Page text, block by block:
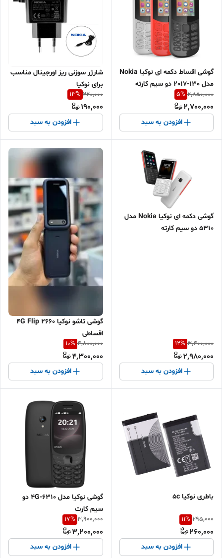
گوشی اقساط دکمه ای نوکیا Nokia
مدل 130-2017 دو سیم کارته
2,850,000
5%
2,700,000
افزودن به سبد
شارژر سوزنی ریز اورجینال مناسب
برای نوکیا
220,000
13%
190,000
افزودن به سبد
گوشی دکمه ای نوکیا Nokia مدل
5310 دو سیم کارته
3,400,000
12%
2,980,000
افزودن به سبد
گوشی تاشو نوکیا 2660 4G Flip
اقساطی
4,800,000
10%
4,300,000
افزودن به سبد
باطری نوکیا 5c
295,000
11%
260,000
افزودن به سبد
گوشی نوکیا مدل 6310-4G دو
سیم کارت
3,900,000
17%
3,200,000
افزودن به سبد